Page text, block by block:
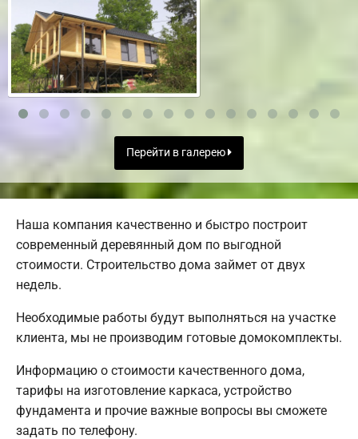
Перейти в галерею
Наша компания качественно и быстро построит
современный деревянный дом по выгодной
стоимости. Строительство дома займет от двух
недель.
Необходимые работы будут выполняться на участке
клиента, мы не производим готовые домокомплекты.
Информацию о стоимости качественного дома,
тарифы на изготовление каркаса, устройство
фундамента и прочие важные вопросы вы сможете
задать по телефону.